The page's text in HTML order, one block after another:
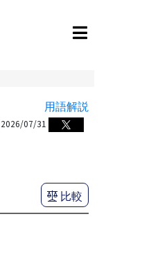
用語解説
2026/07/31
比較